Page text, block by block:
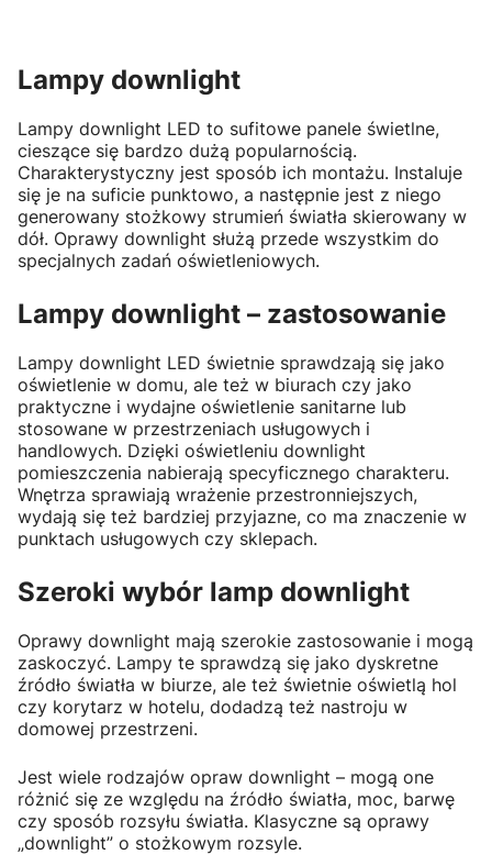
Lampy downlight
Lampy downlight LED to sufitowe panele świetlne,
cieszące się bardzo dużą popularnością.
Charakterystyczny jest sposób ich montażu. Instaluje
się je na suficie punktowo, a następnie jest z niego
generowany stożkowy strumień światła skierowany w
dół. Oprawy downlight służą przede wszystkim do
specjalnych zadań oświetleniowych.
Lampy downlight – zastosowanie
Lampy downlight LED świetnie sprawdzają się jako
oświetlenie w domu, ale też w biurach czy jako
praktyczne i wydajne oświetlenie sanitarne lub
stosowane w przestrzeniach usługowych i
handlowych. Dzięki oświetleniu downlight
pomieszczenia nabierają specyficznego charakteru.
Wnętrza sprawiają wrażenie przestronniejszych,
wydają się też bardziej przyjazne, co ma znaczenie w
punktach usługowych czy sklepach.
Szeroki wybór lamp downlight
Oprawy downlight mają szerokie zastosowanie i mogą
zaskoczyć. Lampy te sprawdzą się jako dyskretne
źródło światła w biurze, ale też świetnie oświetlą hol
czy korytarz w hotelu, dodadzą też nastroju w
domowej przestrzeni.
Jest wiele rodzajów opraw downlight – mogą one
różnić się ze względu na źródło światła, moc, barwę
czy sposób rozsyłu światła. Klasyczne są oprawy
„downlight” o stożkowym rozsyle.